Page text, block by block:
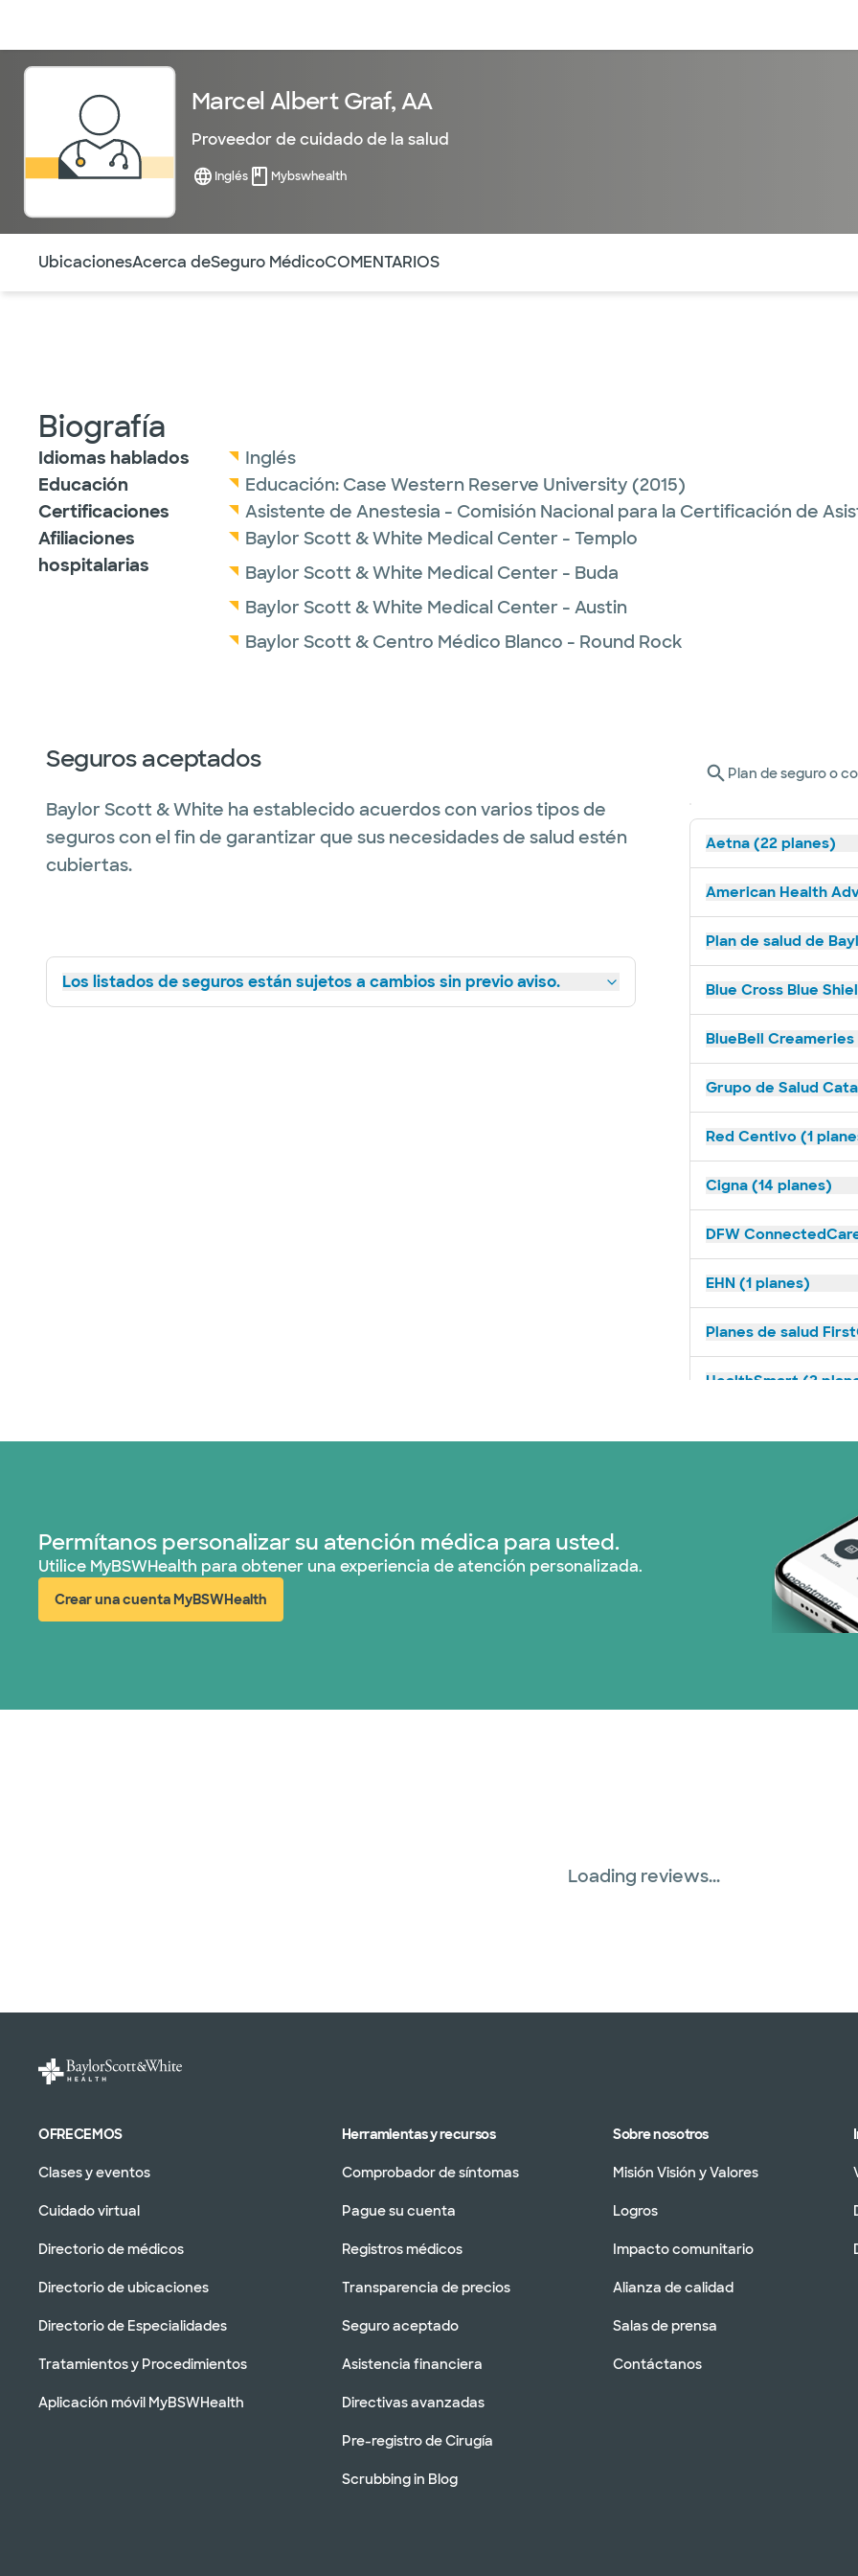
Marcel Albert Graf, AA
Proveedor de cuidado de la salud
Inglés Mybswhealth
UbicacionesAcerca deSeguro MédicoCOMENTARIOS
Biografía
Idiomas hablados
Inglés
Educación
Educación: Case Western Reserve University (2015)
Certificaciones
Asistente de Anestesia - Comisión Nacional para la Certificación de
Afiliaciones
hospitalarias
Baylor Scott & White Medical Center - Templo
Baylor Scott & White Medical Center - Buda
Baylor Scott & White Medical Center - Austin
Baylor Scott & Centro Médico Blanco - Round Rock
Seguros aceptados
Baylor Scott & White ha establecido acuerdos con varios tipos de
seguros con el fin de garantizar que sus necesidades de salud estén
cubiertas.
Los listados de seguros están sujetos a cambios sin previo aviso.
Plan de seguro o
Aetna (22 planes)
American Health
Plan de salud de
Blue Cross Blue
BlueBell Creameries
Grupo de Salud
Red Centivo (1
Cigna (14 planes)
DFW
EHN (1 planes)
Planes de salud
HealthSmart (2
Independent
Medicaid (1 planes)
Medicare (2 planes)
Three Rivers
WellMed (15 planes)
Permítanos personalizar su atención médica para usted.
Utilice MyBSWHealth para obtener una experiencia de atención personalizada.
Crear una cuenta MyBSWHealth
(abre en ventana nueva)
Loading reviews...
OFRECEMOS
Clases y eventos
Cuidado virtual
Directorio de médicos
Directorio de ubicaciones
Directorio de Especialidades
Tratamientos y Procedimientos
Aplicación móvil MyBSWHealth
Herramientas y recursos
Comprobador de síntomas
Pague su cuenta
Registros médicos
Transparencia de precios
Seguro aceptado
Asistencia financiera
Directivas avanzadas
Pre-registro de Cirugía
Scrubbing in Blog
Sobre nosotros
Misión Visión y Valores
Logros
Impacto comunitario
Alianza de calidad
Salas de prensa
Contáctanos